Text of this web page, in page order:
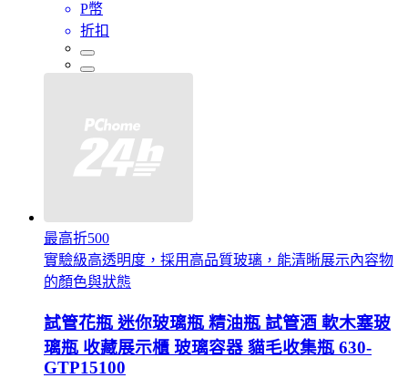
P幣
折扣
最高折500
實驗級高透明度，採用高品質玻璃，能清晰展示內容物
的顏色與狀態
試管花瓶 迷你玻璃瓶 精油瓶 試管酒 軟木塞玻
璃瓶 收藏展示櫃 玻璃容器 貓毛收集瓶 630-
GTP15100